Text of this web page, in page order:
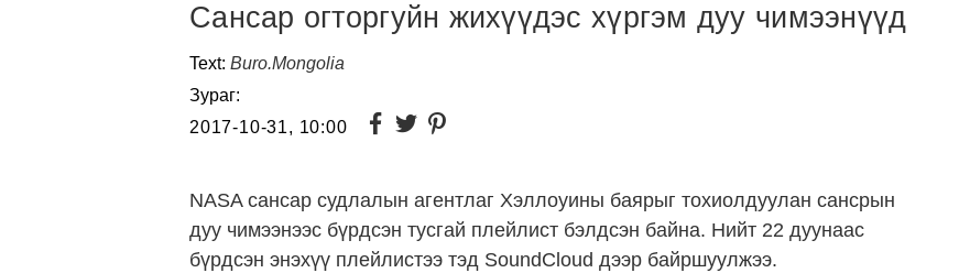
Сансар огторгуйн жихүүдэс хүргэм дуу чимээнүүд
Text: Buro.Mongolia
Зураг:
2017-10-31, 10:00
NASA сансар судлалын агентлаг Хэллоуины баярыг тохиолдуулан сансрын
дуу чимээнээс бүрдсэн тусгай плейлист бэлдсэн байна. Нийт 22 дуунаас
бүрдсэн энэхүү плейлистээ тэд SoundCloud дээр байршуулжээ.